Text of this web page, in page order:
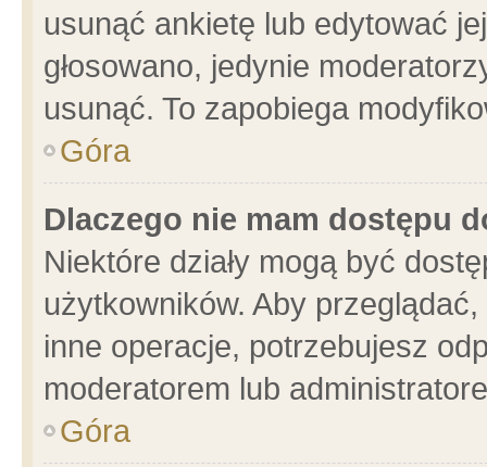
usunąć ankietę lub edytować
głosowano, jedynie
usunąć. To zapobiega
Góra
Dlaczego nie mam dostępu
Niektóre działy mogą być
użytkowników. Aby
inne operacje, potrzebujesz
moderatorem lub
Góra